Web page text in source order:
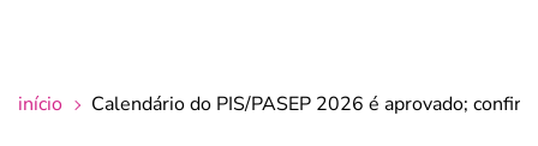
início Calendário do PIS/PASEP 2026 é aprovado;